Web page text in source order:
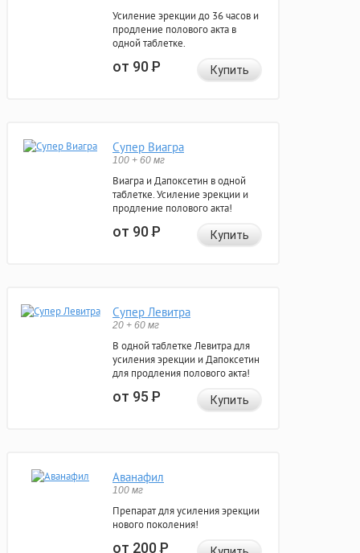
Усиление эрекции до 36 часов и
продление полового акта в
одной таблетке.
от 90Р Купить
Супер Виагра
100 + 60 мг
Виагра и Дапоксетин в одной
таблетке. Усиление эрекции и
продление полового акта!
от 90Р Купить
Супер Левитра
20 + 60 мг
В одной таблетке Левитра для
усиления эрекции и Дапоксетин
для продления полового акта!
от 95Р Купить
Аванафил
100 мг
Препарат для усиления эрекции
нового поколения!
от 200Р